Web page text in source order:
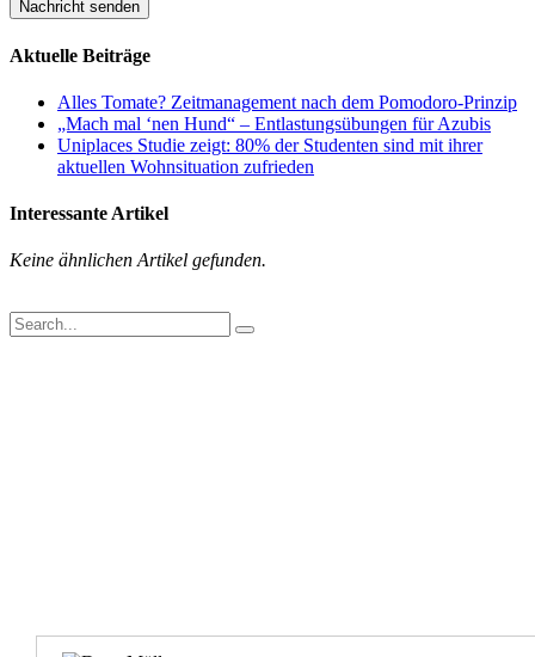
Aktuelle Beiträge
Alles Tomate? Zeitmanagement nach dem Pomodoro-Prinzip
„Mach mal ‘nen Hund“ – Entlastungsübungen für Azubis
Uniplaces Studie zeigt: 80% der Studenten sind mit ihrer
aktuellen Wohnsituation zufrieden
Interessante Artikel
Keine ähnlichen Artikel gefunden.